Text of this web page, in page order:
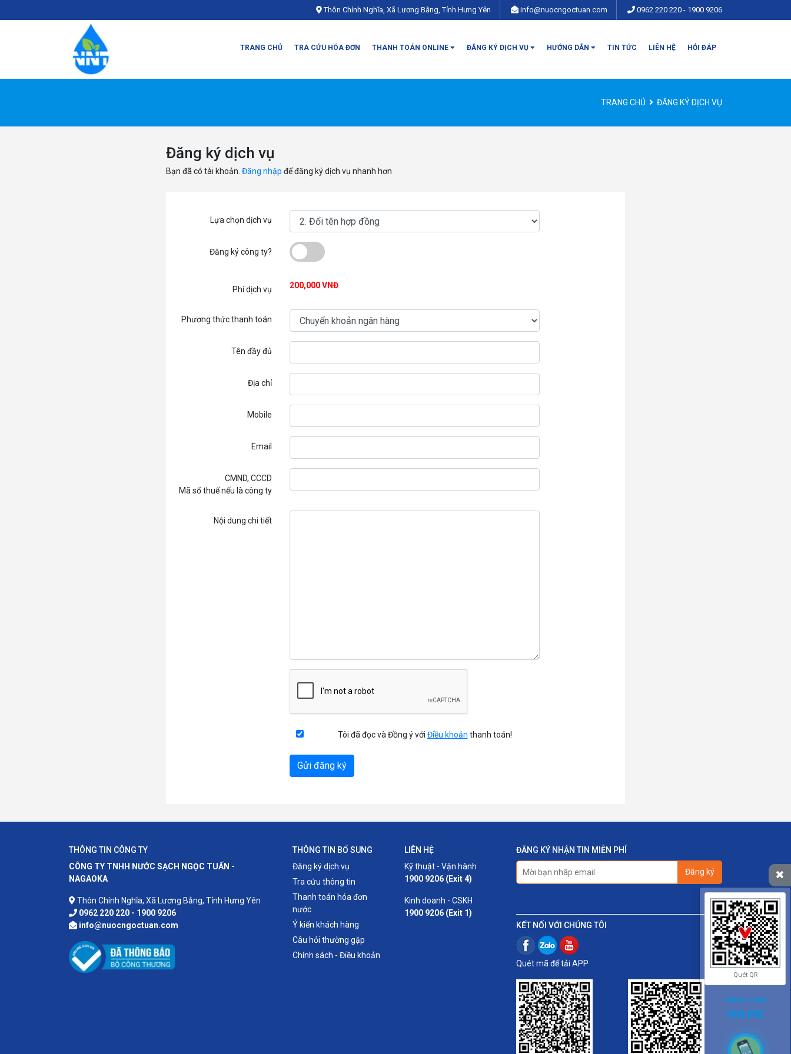
Thôn Chính Nghĩa, Xã Lương Bằng, Tỉnh Hưng Yên info@nuocngoctuan.com 0962 220 220 - 1900 9206
TRANG CHỦ TRA CỨU HÓA ĐƠN THANH TOÁN ONLINE ĐĂNG KÝ DỊCH VỤ HƯỚNG DẪN TIN TỨC LIÊN HỆ HỎI ĐÁP
TRANG CHỦ ĐĂNG KÝ DỊCH VỤ
Đăng ký dịch vụ
Bạn đã có tài khoản. Đăng nhập để đăng ký dịch vụ nhanh hơn
Lựa chọn dịch vụ
Đăng ký công ty?
Phí dịch vụ 200,000 VNĐ
Phương thức thanh toán
Tên đầy đủ
Địa chỉ
Mobile
Email
CMND, CCCD
Mã số thuế nếu là công ty
Nội dung chi tiết
Tôi đã đọc và Đồng ý với Điều khoản thanh toán!
THÔNG TIN CÔNG TY
CÔNG TY TNHH NƯỚC SẠCH NGỌC TUẤN -
NAGAOKA
Thôn Chính Nghĩa, Xã Lương Bằng, Tỉnh Hưng Yên
0962 220 220 - 1900 9206
info@nuocngoctuan.com
THÔNG TIN BỔ SUNG
Đăng ký dịch vụ
Tra cứu thông tin
Thanh toán hóa đơn
nước
Ý kiến khách hàng
Câu hỏi thường gặp
Chính sách - Điều khoản
LIÊN HỆ
Kỹ thuật - Vận hành
1900 9206 (Exit 4)
Kinh doanh - CSKH
1900 9206 (Exit 1)
ĐĂNG KÝ NHẬN TIN MIỄN PHÍ
Đăng ký
KẾT NỐI VỚI CHÚNG TÔI
Quét mã để tải APP
Quét QR
THANH TOÁN
ONLINE